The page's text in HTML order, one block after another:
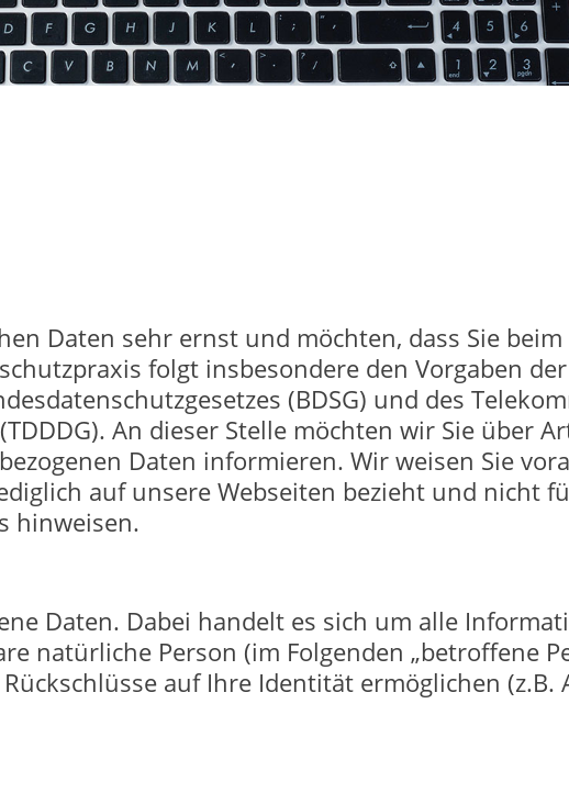
Daten sehr ernst und möchten, dass Sie
folgt insbesondere den Vorgaben
(BDSG) und des
An dieser Stelle möchten wir Sie über
Daten informieren. Wir weisen Sie
auf unsere Webseiten bezieht und nicht
hinweisen.
Daten. Dabei handelt es sich um alle
natürliche Person (im Folgenden „betroffene
auf Ihre Identität ermöglichen (z.B.